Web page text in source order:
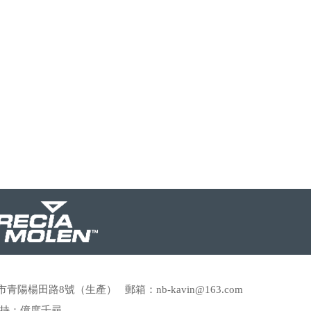
青陽楊田路8號（生產） 郵箱：nb-kavin@163.com